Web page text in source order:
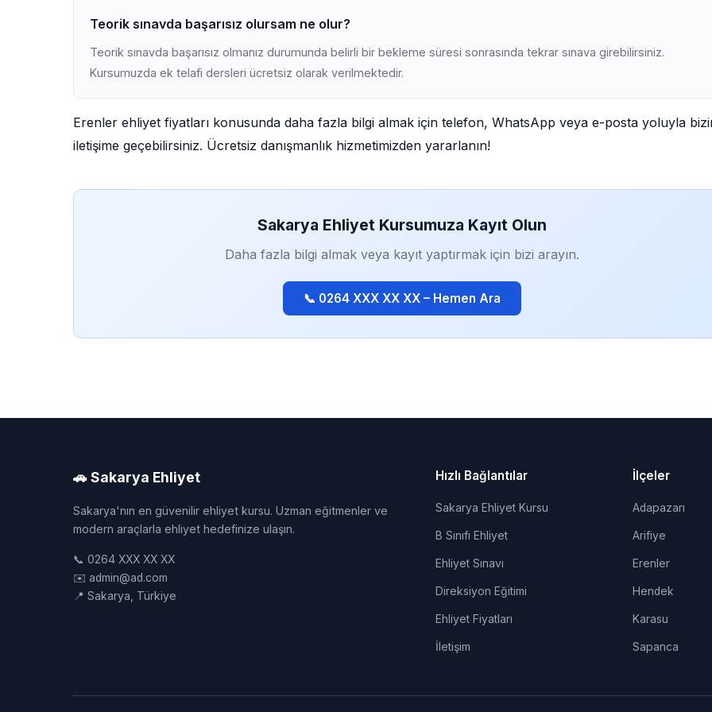
Teorik sınavda başarısız olursam ne olur?
Teorik sınavda başarısız olmanız durumunda belirli bir bekleme süresi sonrasında tekrar sınava girebilirsiniz.
Kursumuzda ek telafi dersleri ücretsiz olarak verilmektedir.
Erenler ehliyet fiyatları konusunda daha fazla bilgi almak için telefon, WhatsApp veya e-posta yoluyla
iletişime geçebilirsiniz. Ücretsiz danışmanlık hizmetimizden yararlanın!
Sakarya Ehliyet Kursumuza Kayıt Olun
Daha fazla bilgi almak veya kayıt yaptırmak için bizi arayın.
📞 0264 XXX XX XX – Hemen Ara
🚗 Sakarya Ehliyet
Sakarya'nın en güvenilir ehliyet kursu. Uzman eğitmenler ve
modern araçlarla ehliyet hedefinize ulaşın.
📞 0264 XXX XX XX
✉️ admin@ad.com
📍 Sakarya, Türkiye
Hızlı Bağlantılar
Sakarya Ehliyet Kursu
B Sınıfı Ehliyet
Ehliyet Sınavı
Direksiyon Eğitimi
Ehliyet Fiyatları
İletişim
İlçeler
Adapazarı
Arifiye
Erenler
Hendek
Karasu
Sapanca